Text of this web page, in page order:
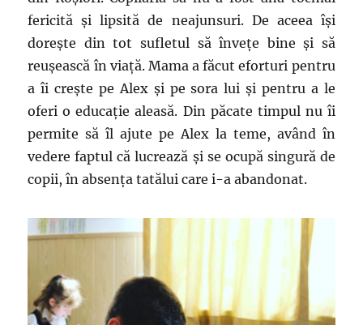
fericită și lipsită de neajunsuri. De aceea își
dorește din tot sufletul să învețe bine și să
reușească în viață. Mama a făcut eforturi pentru
a îi crește pe Alex și pe sora lui și pentru a le
oferi o educație aleasă. Din păcate timpul nu îi
permite să îl ajute pe Alex la teme, având în
vedere faptul că lucrează și se ocupă singură de
copii, în absența tatălui care i-a abandonat.